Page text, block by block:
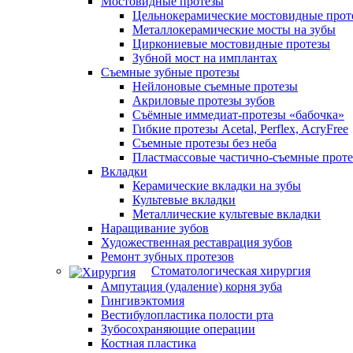
Цельнокерамические мостовидные
Металлокерамические мосты на зубы
Циркониевые мостовидные протезы
Зубной мост на имплантах
Съемные зубные протезы
Нейлоновые съемные протезы
Акриловые протезы зубов
Съёмные иммедиат‑протезы «бабочка»
Гибкие протезы Acetal, Perflex, AcryFree
Съемные протезы без неба
Пластмассовые частично-съемные
Вкладки
Керамические вкладки на зубы
Культевые вкладки
Металлические культевые вкладки
Наращивание зубов
Художественная реставрация зубов
Ремонт зубных протезов
Стоматологическая хирургия
Ампутация (удаление) корня зуба
Гингивэктомия
Вестибулопластика полости рта
Зубосохраняющие операции
Костная пластика